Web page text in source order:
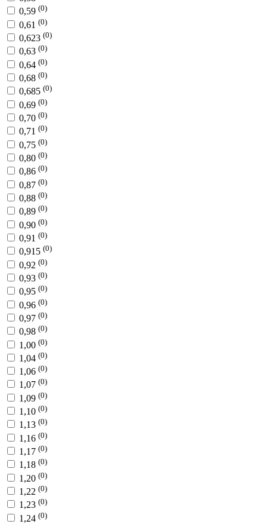
0,59 (0)
0,61 (0)
0,623 (0)
0,63 (0)
0,64 (0)
0,68 (0)
0,685 (0)
0,69 (0)
0,70 (0)
0,71 (0)
0,75 (0)
0,80 (0)
0,86 (0)
0,87 (0)
0,88 (0)
0,89 (0)
0,90 (0)
0,91 (0)
0,915 (0)
0,92 (0)
0,93 (0)
0,95 (0)
0,96 (0)
0,97 (0)
0,98 (0)
1,00 (0)
1,04 (0)
1,06 (0)
1,07 (0)
1,09 (0)
1,10 (0)
1,13 (0)
1,16 (0)
1,17 (0)
1,18 (0)
1,20 (0)
1,22 (0)
1,23 (0)
1,24 (0)